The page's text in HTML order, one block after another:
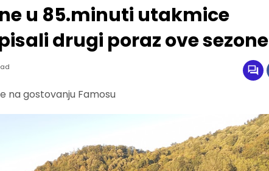
u 85.minuti utakmice
drugi poraz ove sezone
na gostovanju Famosu